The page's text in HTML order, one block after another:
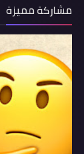
مشاركة مميزة